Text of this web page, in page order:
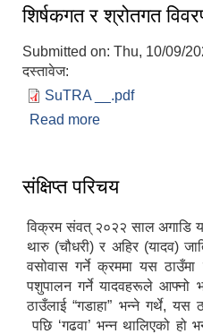
शिर्षकगत र श्रोतगत
Submitted on: Thu, 10/09/
दस्तावेज:
SuTRA __.pdf
Read more
संक्षिप्त परिचय
विक्रम संवत् २०२२ साल अगाडि
थारु (चौधरी) र अहिर (यादव)
वसोवास गर्ने क्रममा यस
पशुपालन गर्ने यादवहरूले आफ्नो
ठाउँलाई “गडाहा” भन्ने गर्थे, यस
पछि ‘गढवा’ भन्न थालिएको